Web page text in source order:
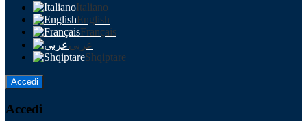
Italiano
English
Français
عربى
Shqiptare
Accedi
Accedi